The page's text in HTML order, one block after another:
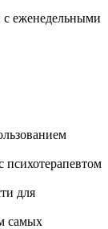
еженедельными
психотерапевтом
для
самых